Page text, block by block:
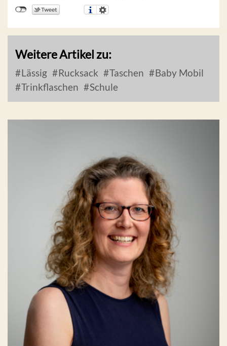
Weitere Artikel zu:
Lässig Rucksack Taschen
Baby Mobil
Trinkflaschen
Schule